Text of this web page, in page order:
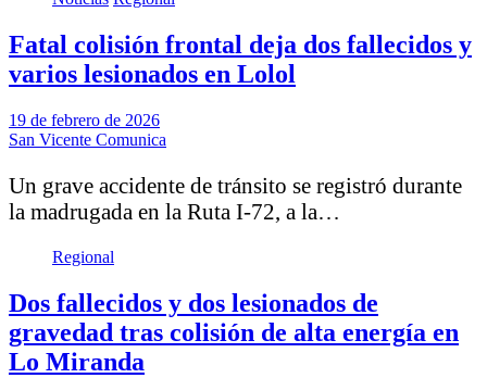
Fatal colisión frontal deja dos fallecidos y
varios lesionados en Lolol
19 de febrero de 2026
San Vicente Comunica
Un grave accidente de tránsito se registró durante
la madrugada en la Ruta I-72, a la…
Regional
Dos fallecidos y dos lesionados de
gravedad tras colisión de alta energía en
Lo Miranda